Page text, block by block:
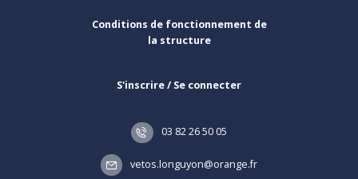
Conditions de fonctionnement de
la structure
S'inscrire / Se connecter
03 82 26 50 05
vetos.longuyon@orange.fr